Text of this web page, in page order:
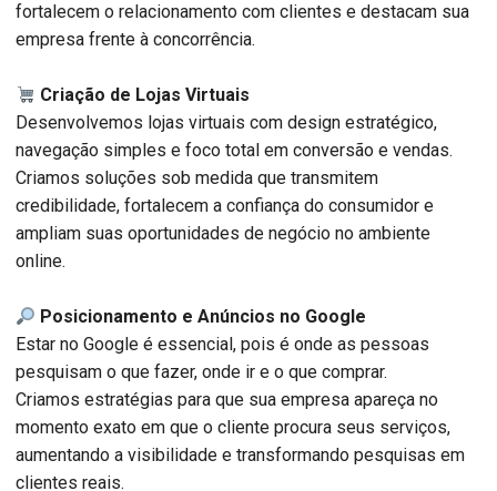
fortalecem o relacionamento com clientes e destacam sua
empresa frente à concorrência.
Criação de Lojas Virtuais
Desenvolvemos lojas virtuais com design estratégico,
navegação simples e foco total em conversão e vendas.
Criamos soluções sob medida que transmitem
credibilidade, fortalecem a confiança do consumidor e
ampliam suas oportunidades de negócio no ambiente
online.
Posicionamento e Anúncios no Google
Estar no Google é essencial, pois é onde as pessoas
pesquisam o que fazer, onde ir e o que comprar.
Criamos estratégias para que sua empresa apareça no
momento exato em que o cliente procura seus serviços,
aumentando a visibilidade e transformando pesquisas em
clientes reais.